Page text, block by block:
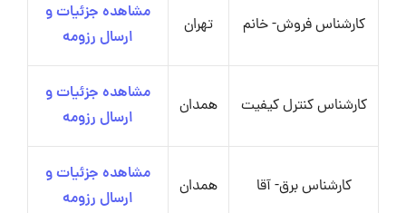
کارشناس فروش- خانم تهران
مشاهده جزئیات و
ارسال رزومه
کارشناس کنترل کیفیت همدان
مشاهده جزئیات و
ارسال رزومه
کارشناس برق- آقا همدان
مشاهده جزئیات و
ارسال رزومه